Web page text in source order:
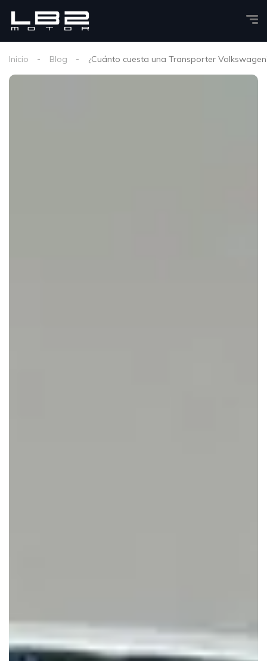
Inicio Blog ¿Cuánto cuesta una Transporter